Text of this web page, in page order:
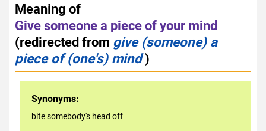
Meaning of
Give someone a piece of your mind
(redirected from give (someone) a
piece of (one's) mind)
Synonyms:
bite somebody's head off